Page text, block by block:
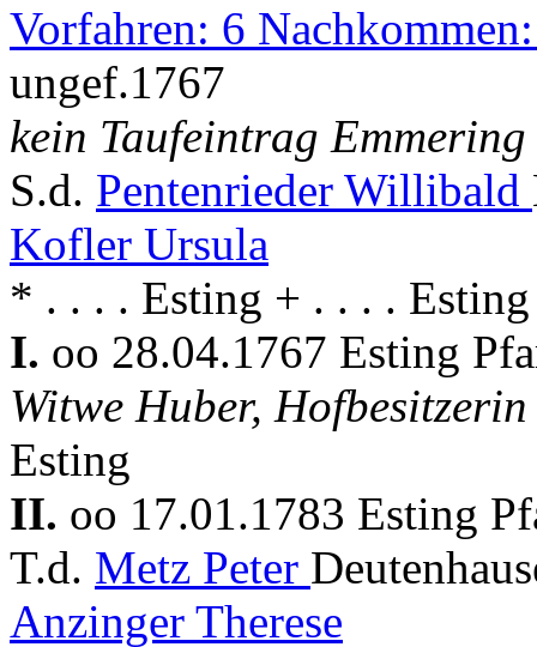
Vorfahren: 6
ungef.1767
kein Taufeintrag Emmering
S.d. Pentenrieder Willibald
Kofler Ursula
* . . . . Esting + . . . . Esting
I. oo 28.04.1767 Esting
Witwe Huber,
Esting
II. oo 17.01.1783 Esting
T.d. Metz Peter
Anzinger Therese